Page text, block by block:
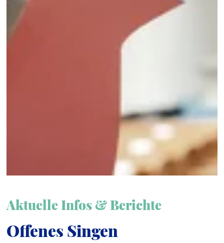
Aktuelle Infos & Berichte
Offenes Singen